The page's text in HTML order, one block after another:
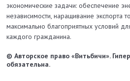
эконо­миче­ские задачи: обеспечение
независимости, наращивание экспорта
максимально благоприятных условий
каждого гражданина.
© Авторское право «Витьбичи».
обязательна.